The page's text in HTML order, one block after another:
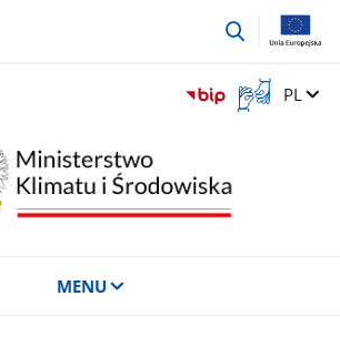
przejdź
Otwórz
okno
Zmień
PL
MENU